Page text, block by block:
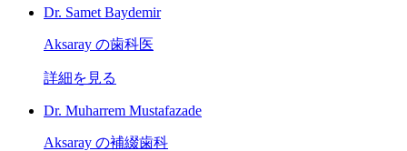
Dr. Samet Baydemir
Aksaray の歯科医
詳細を見る
Dr. Muharrem Mustafazade
Aksaray の補綴歯科